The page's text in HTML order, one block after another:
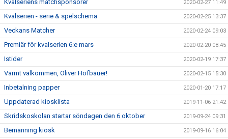
Kvalseriens matchsponsorer 2020-02-27 11:49
Kvalserien - serie & spelschema 2020-02-25 13:37
Veckans Matcher 2020-02-24 09:03
Premiär för kvalserien 6:e mars 2020-02-20 08:45
Istider 2020-02-19 17:37
Varmt välkommen, Oliver Hofbauer! 2020-02-15 15:30
Inbetalning papper 2020-01-20 17:17
Uppdaterad kiosklista 2019-11-06 21:42
Skridskoskolan startar söndagen den 6 oktober 2019-09-24 09:31
Bemanning kiosk 2019-09-16 16:04